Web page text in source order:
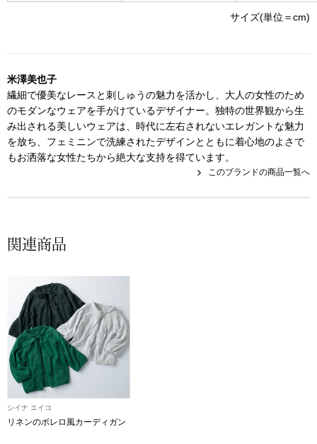
ズ 帽子
ネクタイ
サイズ(単位＝cm)
米澤美也子
繊細で優美なレースと刺しゅうの魅力を活かし、大人の女性のため
のモダンなウェアを手がけているデザイナー。独特の世界観から生
み出される美しいウェアは、時代に左右されないエレガントな魅力
を放ち、フェミニンで洗練されたデザインとともに着心地のよさで
もお洒落な女性たちから絶大な支持を得ています。
このブランドの商品一覧へ
関連商品
シイナ エイコ
リネンのボレロ風カーディガン